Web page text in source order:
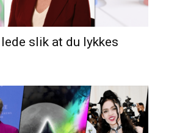
slik at du lykkes